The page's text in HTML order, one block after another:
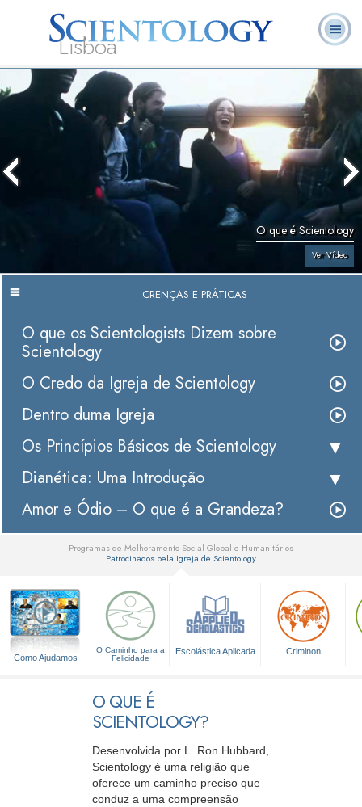
Lisboa
L. Ron
Hubbard
O que é
Scientology?
O que é Scientology
Ver Vídeo
CRENÇAS E PRÁTICAS
O que os Scientologists Dizem sobre
Scientology
O Credo da Igreja de Scientology
Dentro duma Igreja
Os Princípios Básicos de Scientology
Dianética: Uma Introdução
Amor e Ódio – O que é a Grandeza?
Programas de Melhoramento Social Global e Humanitários
Patrocinados pela Igreja de Scientology
Como Ajudamos
O Caminho para a
Felicidade
Escolástica Aplicada Criminon
O QUE É
SCIENTOLOGY?
Desenvolvida por L. Ron Hubbard,
Scientology é uma religião que
oferece um caminho preciso que
conduz a uma compreensão